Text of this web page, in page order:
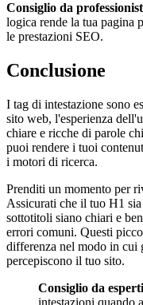
Consiglio da
logica rende la tua pagina
le prestazioni SEO.
Conclusione
I tag di intestazione sono
sito web, l'esperienza
chiare e ricche di parole
puoi rendere i tuoi
i motori di ricerca.
Prenditi un momento per
Assicurati che il tuo H1
sottotitoli siano chiari e
errori comuni. Questi
differenza nel modo in cui
percepiscono il tuo sito.
Consiglio da
intestazioni quando